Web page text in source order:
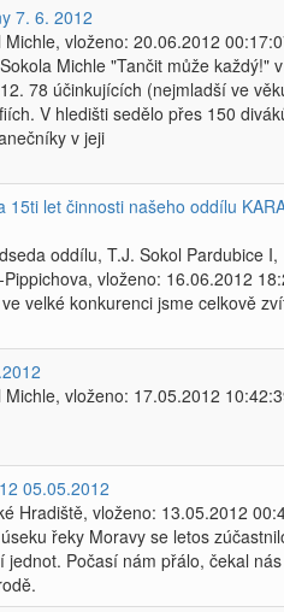
7. 6. 2012
vloženo: 20.06.2012
Michle "Tančit může každý!" v
78 účinkujících (nejmladší ve
V hledišti sedělo přes 150
v jeji
15ti let činnosti našeho oddílu
oddílu, T.J. Sokol Pardubice I,
vloženo: 16.06.2012
velké konkurenci jsme celkově
vloženo: 17.05.2012
05.05.2012
Hradiště, vloženo: 13.05.2012
řeky Moravy se letos
Počasí nám přálo, čekal